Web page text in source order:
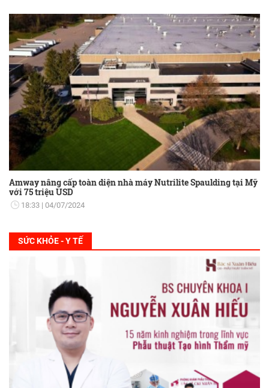
Amway nâng cấp toàn diện nhà máy Nutrilite Spaulding tại Mỹ
với 75 triệu USD
18:33 04/07/2024
SỨC KHỎE - Y TẾ